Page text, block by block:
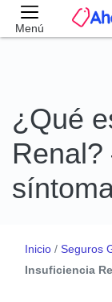
Menú
¿Qué
Inicio / Seguros
Insuficiencia